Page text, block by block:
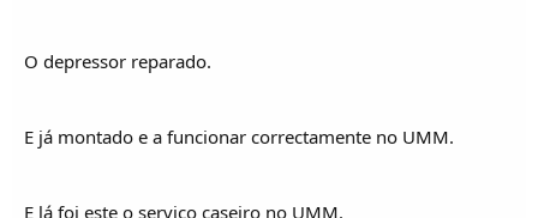
O depressor reparado.
E já montado e a funcionar correctamente no UMM.
E lá foi este o serviço caseiro no UMM.